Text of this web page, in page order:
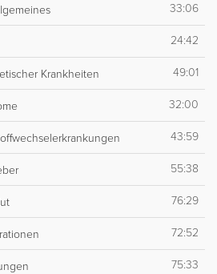
33:06
24:42
Krankheiten 49:01
32:00
43:59
55:38
76:29
72:52
75:33